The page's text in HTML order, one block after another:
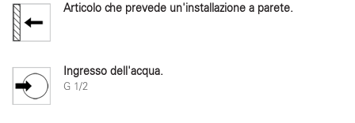
Articolo che prevede un'installazione a parete.
Ingresso dell'acqua.
G 1/2